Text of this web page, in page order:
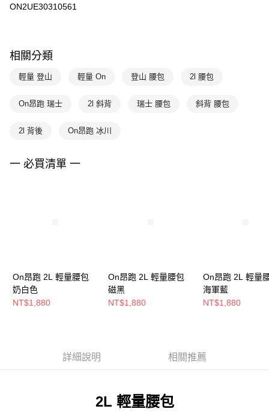
ON2UE30310561
相關分類
輕量 登山 輕量 On 登山 腰包 2l 腰包
On昂跑 瑞士 2l 斜背 瑞士 腰包 斜背 腰包
2l 背後 On昂跑 冰川
一 必買清單 一
On昂跑 2L 輕量腰包
奶白色
NT$1,880
On昂跑 2L 輕量腰包
磁黑
NT$1,880
On昂跑 2L 輕量
海軍藍
NT$1,880
詳細說明 相關推薦
2L 輕量腰包